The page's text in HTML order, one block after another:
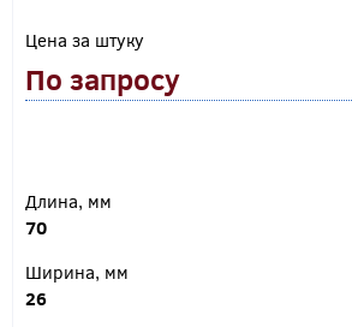
Цена за штуку
По запросу
Длина, мм
70
Ширина, мм
26